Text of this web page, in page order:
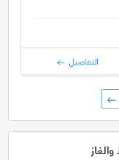
التفاصيل